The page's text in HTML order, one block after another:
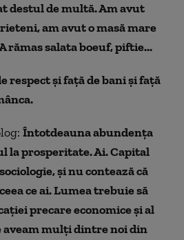
destul de multă. Am avut
am avut o masă mare
rămas salata boeuf, piftie...
respect şi faţă de bani şi faţă
Întotdeauna abundența
la prosperitate. Ai. Capital
și nu contează că
ce ai. Lumea trebuie să
precare economice şi al
aveam mulţi dintre noi din